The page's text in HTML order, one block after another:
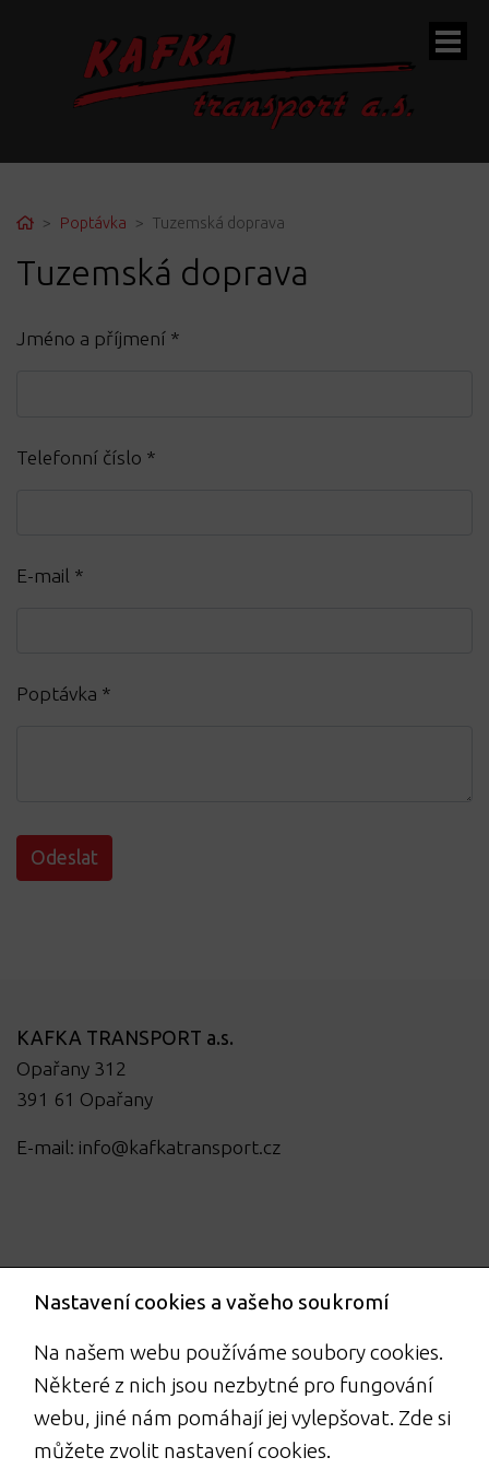
HomePoptávka Tuzemská doprava
Tuzemská doprava
Jméno a příjmení *
Telefonní číslo *
E-mail *
Poptávka *
KAFKA TRANSPORT a.s.
Opařany 312
391 61 Opařany
E-mail: info@kafkatransport.cz
Nastavení cookies a vašeho soukromí
Na našem webu používáme soubory cookies.
Některé z nich jsou nezbytné pro fungování
webu, jiné nám pomáhají jej vylepšovat. Zde si
můžete zvolit nastavení cookies.